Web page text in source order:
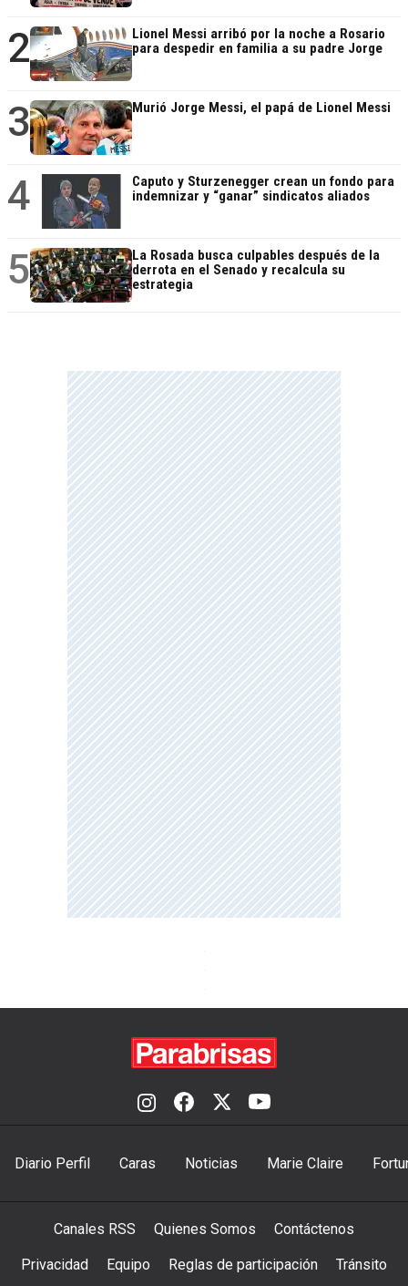
2
Lionel Messi arribó por la noche a Rosario
para despedir en familia a su padre Jorge
3 Murió Jorge Messi, el papá de Lionel Messi
4
Caputo y Sturzenegger crean un fondo para
indemnizar y “ganar” sindicatos aliados
5
La Rosada busca culpables después de la
derrota en el Senado y recalcula su
estrategia
Diario Perfil Caras Noticias Marie Claire
Canales RSS Quienes Somos Contáctenos
Privacidad Equipo Reglas de participación Tránsito